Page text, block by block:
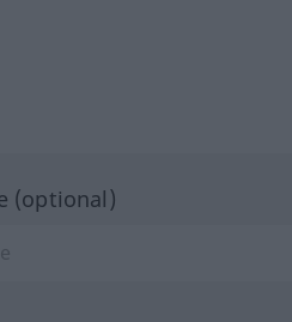
(optional)